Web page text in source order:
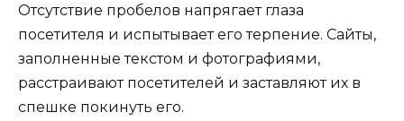
Отсутствие пробелов напрягает глаза
посетителя и испытывает его терпение. Сайты,
заполненные текстом и фотографиями,
расстраивают посетителей и заставляют их в
спешке покинуть его.